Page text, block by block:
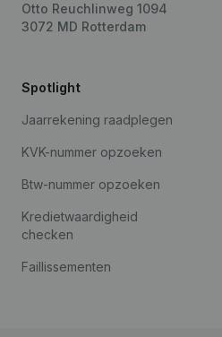
Otto Reuchlinweg 1094
3072 MD Rotterdam
Spotlight
Jaarrekening raadplegen
KVK-nummer opzoeken
Btw-nummer opzoeken
Kredietwaardigheid
checken
Faillissementen